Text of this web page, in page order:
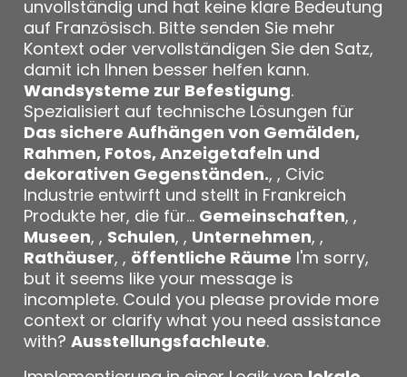
unvollständig und hat keine klare Bedeutung
auf Französisch. Bitte senden Sie mehr
Kontext oder vervollständigen Sie den Satz,
damit ich Ihnen besser helfen kann.
Wandsysteme zur Befestigung.
Spezialisiert auf technische Lösungen für
Das sichere Aufhängen von Gemälden,
Rahmen, Fotos, Anzeigetafeln und
dekorativen Gegenständen., , Civic
Industrie entwirft und stellt in Frankreich
Produkte her, die für... Gemeinschaften, ,
Museen, , Schulen, , Unternehmen, ,
Rathäuser, , öffentliche Räume I'm sorry,
but it seems like your message is
incomplete. Could you please provide more
context or clarify what you need assistance
with? Ausstellungsfachleute.